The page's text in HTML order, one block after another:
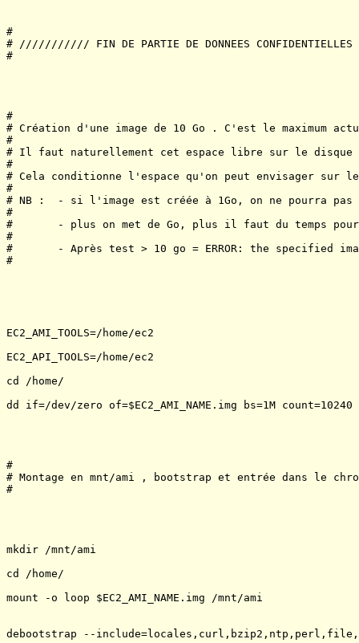
#
# /////////// FIN DE PARTIE DE DONNEES CONFIDENTIELLES
#
#
# Création d'une image de 10 Go . C'est le maximum
#
# Il faut naturellement cet espace libre sur le
#
# Cela conditionne l'espace qu'on peut envisager sur
#
# NB :  - si l'image est créée à 1Go, on ne pourra
#
#       - plus on met de Go, plus il faut du temps
#
#       - Après test > 10 go = ERROR: the specified
#
EC2_AMI_TOOLS=/home/ec2
EC2_API_TOOLS=/home/ec2
cd /home/
dd if=/dev/zero of=$EC2_AMI_NAME.img bs=1M count=10240
#
# Montage en mnt/ami , bootstrap et entrée dans le
#
mkdir /mnt/ami
cd /home/
mount -o loop $EC2_AMI_NAME.img /mnt/ami
debootstrap --